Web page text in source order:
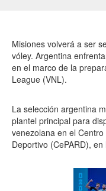
Misiones volverá a ser
vóley. Argentina
en el marco de la
League (VNL).
La selección argentina
plantel principal para
venezolana en el
Deportivo (CePARD),